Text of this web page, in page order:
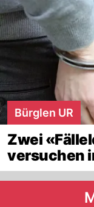
Bürglen UR
Zwei
versuchen